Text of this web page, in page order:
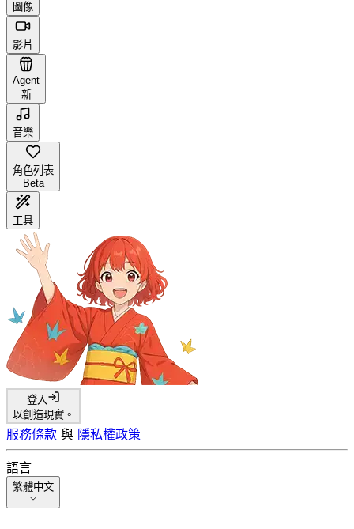
圖像
影片
Agent
新
音樂
角色列表
Beta
工具
登入
以創造現實。
服務條款 與 隱私權政策
語言
繁體中文